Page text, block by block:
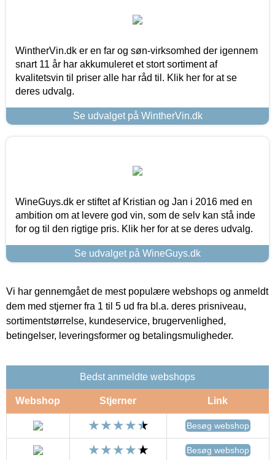
WintherVin.dk er en far og søn-virksomhed der igennem
snart 11 år har akkumuleret et stort sortiment af
kvalitetsvin til priser alle har råd til. Klik her for at se
deres udvalg.
Se udvalget på WintherVin.dk
WineGuys.dk er stiftet af Kristian og Jan i 2016 med en
ambition om at levere god vin, som de selv kan stå inde
for og til den rigtige pris. Klik her for at se deres udvalg.
Se udvalget på WineGuys.dk
Vi har gennemgået de mest populære webshops og anmeldt
dem med stjerner fra 1 til 5 ud fra bl.a. deres prisniveau,
sortimentstørrelse, kundeservice, brugervenlighed,
betingelser, leveringsformer og betalingsmuligheder.
Bedst anmeldte webshops
Webshop Stjerner Link
Besøg webshop
Besøg webshop